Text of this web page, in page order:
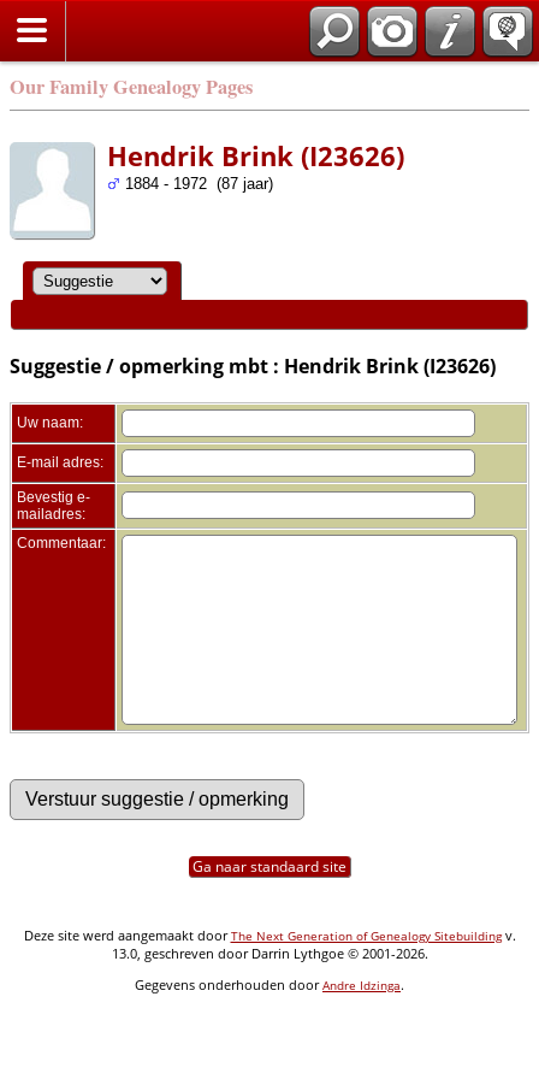
Our Family Genealogy Pages
Hendrik Brink (I23626)
1884 - 1972 (87 jaar)
Suggestie / opmerking mbt : Hendrik Brink (I23626)
Uw naam:
E-mail adres:
Bevestig e-
mailadres:
Commentaar:
Ga naar standaard site
Deze site werd aangemaakt doorThe Next Generation of Genealogy Sitebuildingv.
13.0, geschreven door Darrin Lythgoe © 2001-2026.
Gegevens onderhouden doorAndre Idzinga.